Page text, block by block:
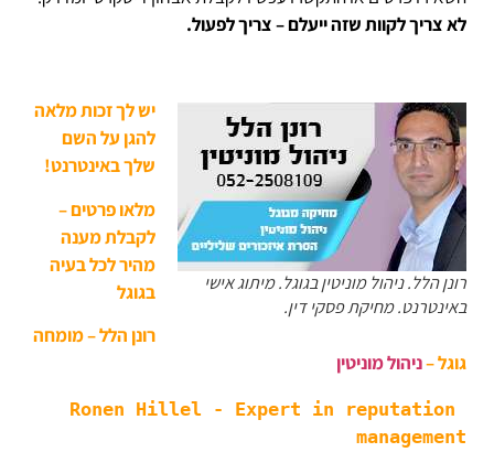
לא צריך לקוות שזה ייעלם – צריך לפעול.
רונן הלל. ניהול מוניטין בגוגל. מיתוג אישי
באינטרנט. מחיקת פסקי דין.
יש לך זכות מלאה
להגן על השם
שלך באינטרנט!
מלאו פרטים –
לקבלת מענה
מהיר לכל בעיה
בגוגל
רונן הלל – מומחה
גוגל –ניהול מוניטין
Ronen Hillel - Expert in reputation
management